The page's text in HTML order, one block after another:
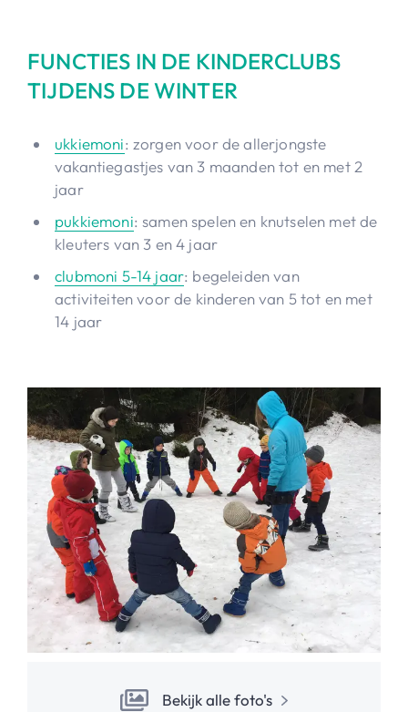
FUNCTIES IN DE KINDERCLUBS
TIJDENS DE WINTER
ukkiemoni: zorgen voor de allerjongste
vakantiegastjes van 3 maanden tot en met 2
jaar
pukkiemoni: samen spelen en knutselen met de
kleuters van 3 en 4 jaar
clubmoni 5-14 jaar: begeleiden van
activiteiten voor de kinderen van 5 tot en met
14 jaar
Bekijk alle foto's